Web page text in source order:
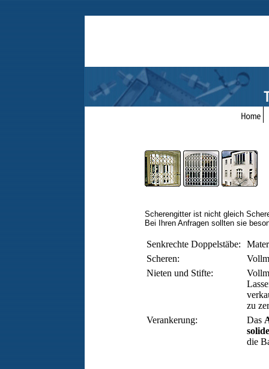
Scherengitter ist nicht gleich
Bei Ihren Anfragen sollten sie
Senkrechte Doppelstäbe:
Scheren:
Nieten und Stifte:
zu
Verankerung:
Das
solide
die